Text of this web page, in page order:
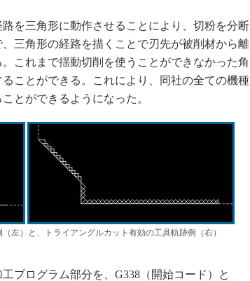
を三角形に動作させることにより、切粉を分断
三角形の経路を描くことで刃先が被削材から離
これまで揺動切削を使うことができなかった角
ことができる。これにより、同社の全ての機種
とができるようになった。
左）と、トライアングルカット有効の工具軌跡例（右）
プログラム部分を、G338（開始コード）と